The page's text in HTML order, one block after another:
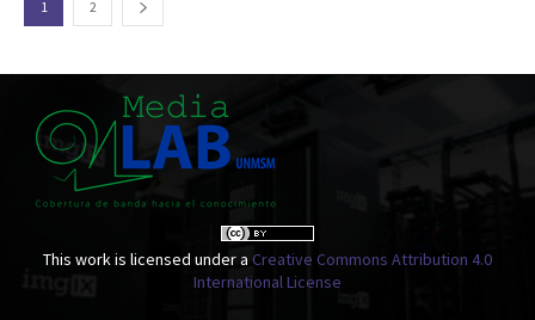
1 2
This work is licensed under a Creative Commons Attribution 4.0
International License